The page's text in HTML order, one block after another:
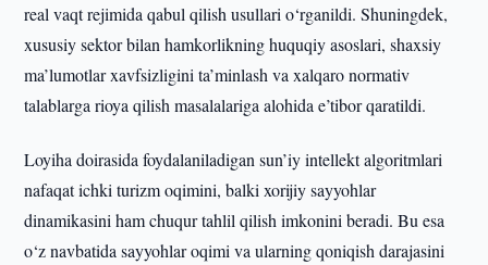
real vaqt rejimida qabul qilish usullari o‘rganildi. Shuningdek,
xususiy sektor bilan hamkorlikning huquqiy asoslari, shaxsiy
ma’lumotlar xavfsizligini ta’minlash va xalqaro normativ
talablarga rioya qilish masalalariga alohida e’tibor qaratildi.
Loyiha doirasida foydalaniladigan sun’iy intellekt algoritmlari
nafaqat ichki turizm oqimini, balki xorijiy sayyohlar
dinamikasini ham chuqur tahlil qilish imkonini beradi. Bu esa
o‘z navbatida sayyohlar oqimi va ularning qoniqish darajasini